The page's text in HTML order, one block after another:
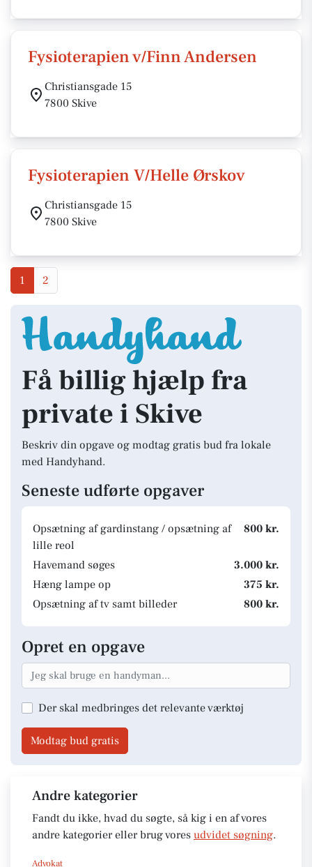
Fysioterapien v/Finn Andersen
Christiansgade 15
7800 Skive
Fysioterapien V/Helle Ørskov
Christiansgade 15
7800 Skive
1 2
Få billig hjælp fra
private i Skive
Beskriv din opgave og modtag gratis bud fra lokale
med Handyhand.
Seneste udførte opgaver
Opsætning af gardinstang / opsætning af
lille reol
800 kr.
Havemand søges
3.000 kr.
Hæng lampe op
375 kr.
Opsætning af tv samt billeder
800 kr.
Opret en opgave
Der skal medbringes det relevante værktøj
Modtag bud gratis
Andre kategorier
Fandt du ikke, hvad du søgte, så kig i en af vores
andre kategorier eller brug vores udvidet søgning.
Advokat